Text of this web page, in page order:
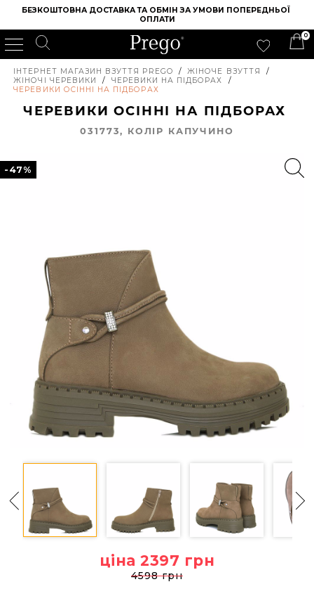
БЕЗКОШТОВНА ДОСТАВКА ТА ОБМІН ЗА УМОВИ ПОПЕРЕДНЬОЇ
ОПЛАТИ
0
ІНТЕРНЕТ МАГАЗИН ВЗУТТЯ PREGO / ЖІНОЧЕ ВЗУТТЯ
/
ЖІНОЧІ ЧЕРЕВИКИ
/ ЧЕРЕВИКИ НА ПІДБОРАХ
/
ЧЕРЕВИКИ ОСІННІ НА ПІДБОРАХ
ЧЕРЕВИКИ ОСІННІ НА ПІДБОРАХ
031773, КОЛIР КАПУЧИНО
-47%
ціна 2397 грн
4598 грн